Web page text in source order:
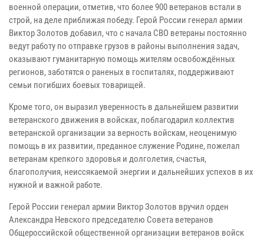
военной операции, отметив, что более 900 ветеранов встали в
строй, на деле приближая победу. Герой России генерал армии
Виктор Золотов добавил, что с начала СВО ветераны постоянно
ведут работу по отправке грузов в районы выполнения задач,
оказывают гуманитарную помощь жителям освобождённых
регионов, заботятся о раненых в госпиталях, поддерживают
семьи погибших боевых товарищей.
Кроме того, он выразил уверенность в дальнейшем развитии
ветеранского движения в войсках, поблагодарил коллектив
ветеранской организации за верность войскам, неоценимую
помощь в их развитии, преданное служение Родине, пожелал
ветеранам крепкого здоровья и долголетия, счастья,
благополучия, неиссякаемой энергии и дальнейших успехов в их
нужной и важной работе.
Герой России генерал армии Виктор Золотов вручил орден
Александра Невского председателю Совета ветеранов
Общероссийской общественной организации ветеранов войск